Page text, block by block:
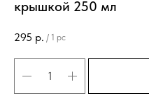
крышкой 250 мл
295 р. / 1 pc